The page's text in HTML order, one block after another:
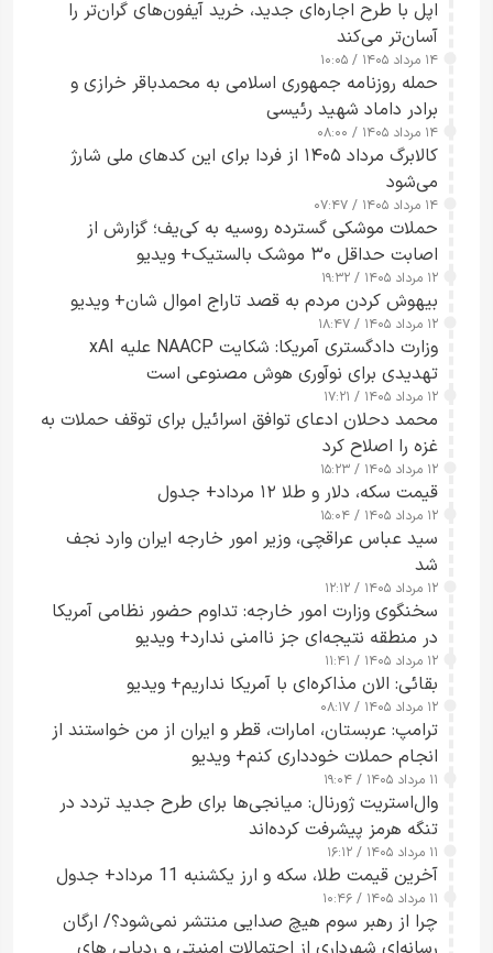
اپل با طرح اجاره‌ای جدید، خرید آیفون‌های گران‌تر را
آسان‌تر می‌کند
۱۴ مرداد ۱۴۰۵ / ۱۰:۰۵
حمله روزنامه جمهوری اسلامی به محمدباقر خرازی و
برادر داماد شهید رئیسی
۱۴ مرداد ۱۴۰۵ / ۰۸:۰۰
کالابرگ مرداد ۱۴۰۵ از فردا برای این کدهای ملی شارژ
می‌شود
۱۴ مرداد ۱۴۰۵ / ۰۷:۴۷
حملات موشکی گسترده روسیه به کی‌یف؛ گزارش از
اصابت حداقل ۳۰ موشک بالستیک+ ویدیو
۱۲ مرداد ۱۴۰۵ / ۱۹:۳۲
بیهوش کردن مردم به قصد تاراج اموال شان+ ویدیو
۱۲ مرداد ۱۴۰۵ / ۱۸:۴۷
وزارت دادگستری آمریکا: شکایت NAACP علیه xAI
تهدیدی برای نوآوری هوش مصنوعی است
۱۲ مرداد ۱۴۰۵ / ۱۷:۲۱
محمد دحلان ادعای توافق اسرائیل برای توقف حملات به
غزه را اصلاح کرد
۱۲ مرداد ۱۴۰۵ / ۱۵:۲۳
قیمت سکه، دلار و طلا ۱۲ مرداد+ جدول
۱۲ مرداد ۱۴۰۵ / ۱۵:۰۴
سید عباس عراقچی، وزیر امور خارجه ایران وارد نجف
شد
۱۲ مرداد ۱۴۰۵ / ۱۲:۱۲
سخنگوی وزارت امور خارجه: تداوم حضور نظامی آمریکا
در منطقه نتیجه‌ای جز ناامنی ندارد+ ویدیو
۱۲ مرداد ۱۴۰۵ / ۱۱:۴۱
بقائی: الان مذاکره‌ای با آمریکا نداریم+ ویدیو
۱۲ مرداد ۱۴۰۵ / ۰۸:۱۷
ترامپ: عربستان، امارات، قطر و ایران از من خواستند از
انجام حملات خودداری کنم+ ویدیو
۱۱ مرداد ۱۴۰۵ / ۱۹:۰۴
وال‌استریت ژورنال: میانجی‌ها برای طرح جدید تردد در
تنگه هرمز پیشرفت کرده‌اند
۱۱ مرداد ۱۴۰۵ / ۱۶:۱۲
آخرین قیمت طلا، سکه و ارز یکشنبه 11 مرداد+ جدول
۱۱ مرداد ۱۴۰۵ / ۱۰:۴۶
چرا از رهبر سوم هیچ صدایی منتشر نمی‌شود؟/ ارگان